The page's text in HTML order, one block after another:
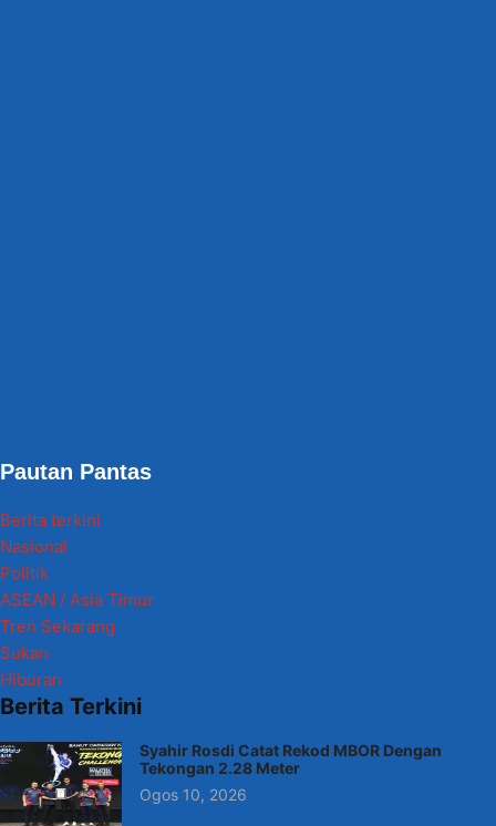
Pautan Pantas
Berita terkini
Nasional
Politik
ASEAN / Asia Timur
Tren Sekarang
Sukan
Hiburan
Berita Terkini
Syahir Rosdi Catat Rekod MBOR Dengan
Tekongan 2.28 Meter
Ogos 10, 2026